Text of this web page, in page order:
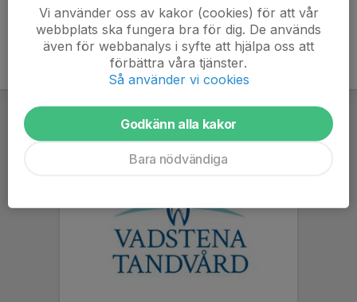
Vi använder oss av kakor (cookies) för att vår
webbplats ska fungera bra för dig. De används
även för webbanalys i syfte att hjälpa oss att
förbättra våra tjänster.
Så använder vi cookies
Godkänn alla kakor
Bara nödvändiga